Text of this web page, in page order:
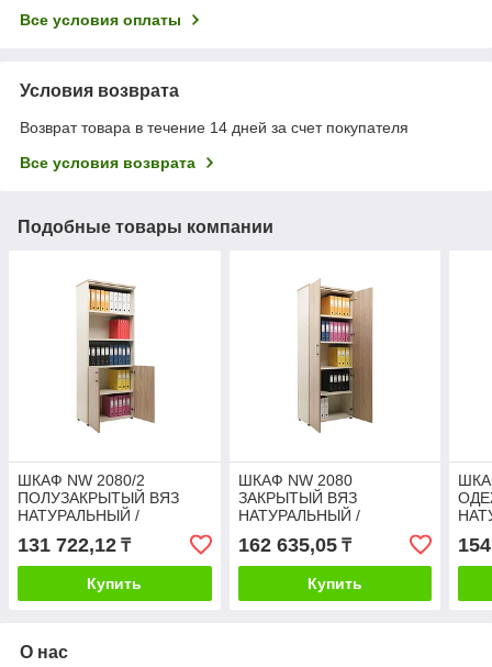
Все условия оплаты
Условия возврата
Возврат товара в течение 14 дней за счет покупателя
Все условия возврата
Подобные товары компании
ШКАФ NW 2080/2
ПОЛУЗАКРЫТЫЙ ВЯЗ
НАТУРАЛЬНЫЙ /
131 722,12 ₸
Купить
ШКАФ NW 2080
ЗАКРЫТЫЙ ВЯЗ
НАТУРАЛЬНЫЙ /
162 635,05₸
Купить
О нас